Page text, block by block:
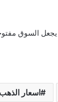
السوق
اسعار